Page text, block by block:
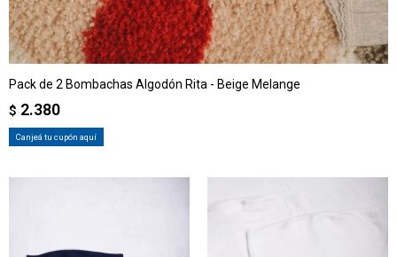
Pack de 2 Bombachas Algodón Rita - Beige Melange
$ 2.380
Canjeá tu cupón aquí